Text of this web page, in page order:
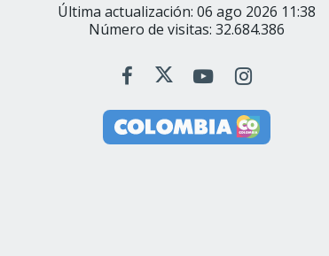
Última actualización: 06 ago 2026 11:38
Número de visitas: 32.684.386